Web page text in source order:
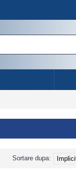
Sortare dupa: